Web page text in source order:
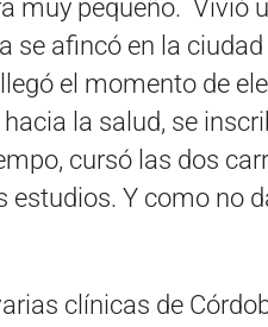
muy pequeño. Vivió
se afincó en la
el momento de
la salud, se
cursó las dos
estudios. Y como no
clínicas de